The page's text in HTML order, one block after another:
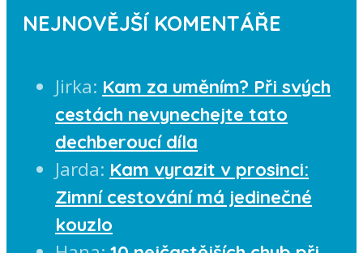
NEJNOVĚJŠÍ KOMENTÁŘE
Jirka: Kam za uměním? Při svých
cestách nevynechejte tato
dechberoucí díla
Jarda: Kam vyrazit v prosinci:
Zimní cestování má jedinečné
kouzlo